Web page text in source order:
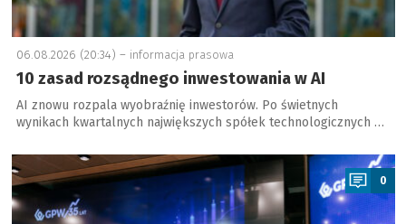
06.08.2026 (20:34) – informacja prasowa
10 zasad rozsądnego inwestowania w AI
AI znowu rozpala wyobraźnię inwestorów. Po świetnych
wynikach kwartalnych największych spółek technologicznych …
a
0